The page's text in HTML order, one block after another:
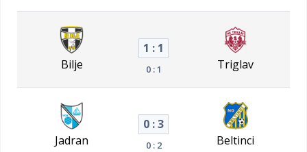
Bilje
1 : 1
0 : 1 Triglav
Jadran
0 : 3
0 : 2 Beltinci